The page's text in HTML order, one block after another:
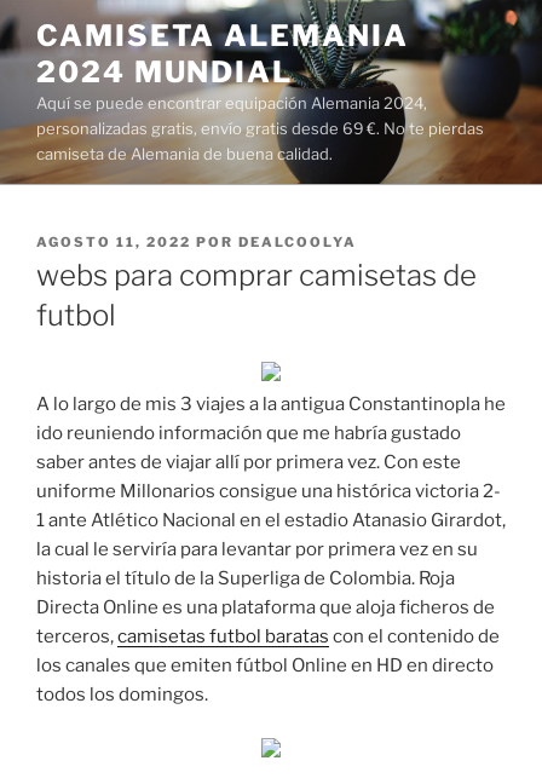
Saltar
al
contenido
CAMISETA ALEMANIA
2024 MUNDIAL
Aquí se puede encontrar equipación Alemania 2024,
personalizadas gratis, envío gratis desde 69 €. No te pierdas
camiseta de Alemania de buena calidad.
PUBLICADO
AGOSTO 11, 2022 POR DEALCOOLYA
webs para comprar camisetas de
futbol
A lo largo de mis 3 viajes a la antigua Constantinopla he
ido reuniendo información que me habría gustado
saber antes de viajar allí por primera vez. Con este
uniforme Millonarios consigue una histórica victoria 2-
1 ante Atlético Nacional en el estadio Atanasio Girardot,
la cual le serviría para levantar por primera vez en su
historia el título de la Superliga de Colombia. Roja
Directa Online es una plataforma que aloja ficheros de
terceros,camisetas futbol baratas con el contenido de
los canales que emiten fútbol Online en HD en directo
todos los domingos.